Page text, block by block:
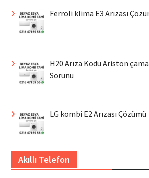
Ferroli klima E3 Arızası
H20 Arıza Kodu Ariston
Sorunu
LG kombi E2 Arızası Çözümü
Akıllı Telefon